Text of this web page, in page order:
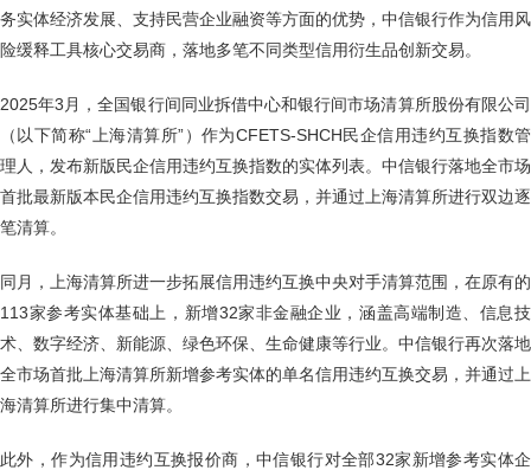
务实体经济发展、支持民营企业融资等方面的优势，中信银行作为信用风
险缓释工具核心交易商，落地多笔不同类型信用衍生品创新交易。
2025年3月，全国银行间同业拆借中心和银行间市场清算所股份有限公司
（以下简称“上海清算所”）作为CFETS-SHCH民企信用违约互换指数管
理人，发布新版民企信用违约互换指数的实体列表。中信银行落地全市场
首批最新版本民企信用违约互换指数交易，并通过上海清算所进行双边逐
笔清算。
同月，上海清算所进一步拓展信用违约互换中央对手清算范围，在原有的
113家参考实体基础上，新增32家非金融企业，涵盖高端制造、信息技
术、数字经济、新能源、绿色环保、生命健康等行业。中信银行再次落地
全市场首批上海清算所新增参考实体的单名信用违约互换交易，并通过上
海清算所进行集中清算。
此外，作为信用违约互换报价商，中信银行对全部32家新增参考实体企